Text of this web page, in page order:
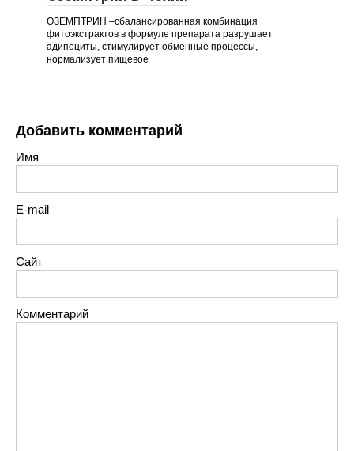
ОЗЕМПТРИН –сбалансированная комбинация
фитоэкстрактов в формуле препарата разрушает
адипоциты, стимулирует обменные процессы,
нормализует пищевое
Добавить комментарий
Имя
E-mail
Сайт
Комментарий